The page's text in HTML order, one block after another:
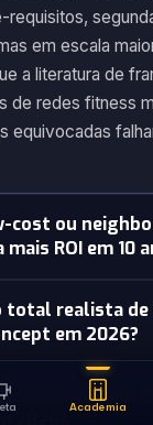
em escala
a literatura de
de redes fitness
equivocadas
cost ou
ROI em 10
total realista
em 2026?
abrir segunda
Academia